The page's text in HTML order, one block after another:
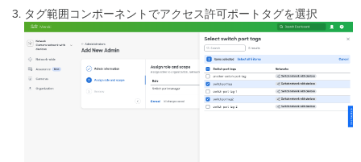
タグ範囲コンポーネントでアクセス許可ポートタグを選択